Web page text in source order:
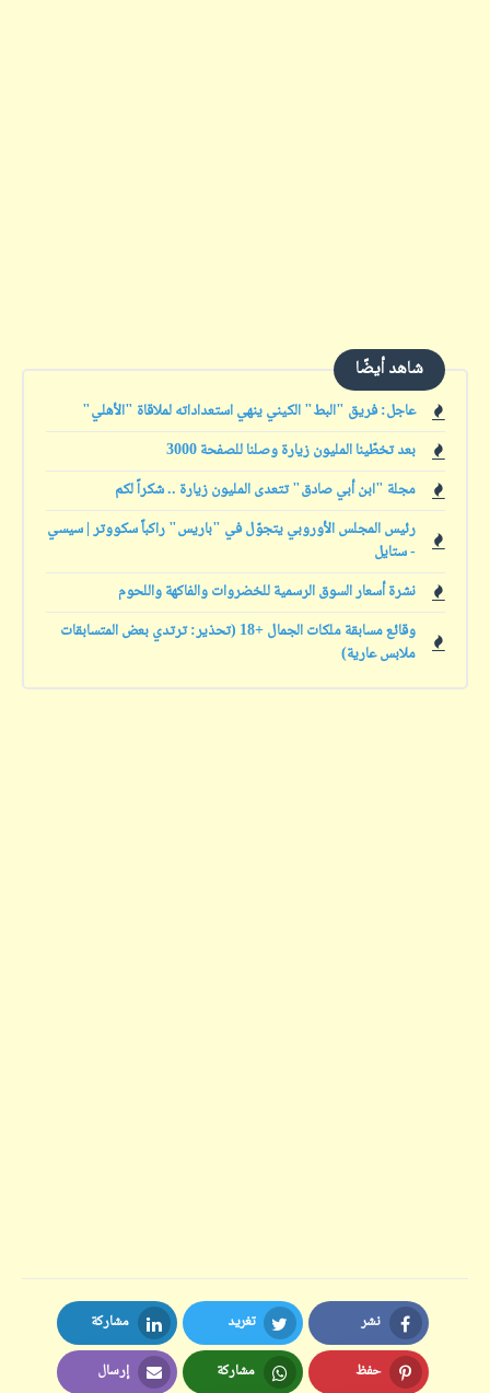
شاهد أيضًا
عاجل: فريق "البط" الكيني ينهي استعداداته لملاقاة "الأهلي"
بعد تخطّينا المليون زيارة وصلنا للصفحة 3000
مجلة "ابن أبي صادق" تتعدى المليون زيارة .. شكراً لكم
رئيس المجلس الأوروبي يتجوّل في "باريس" راكباً سكووتر | سيسي
- ستايل
نشرة أسعار السوق الرسمية للخضروات والفاكهة واللحوم
وقائع مسابقة ملكات الجمال +18 (تحذير: ترتدي بعض المتسابقات
ملابس عارية)
نشر
Facebook
تغريد
Twitter
مشاركة
LinkedIn
حفظ مشاركة إرسال